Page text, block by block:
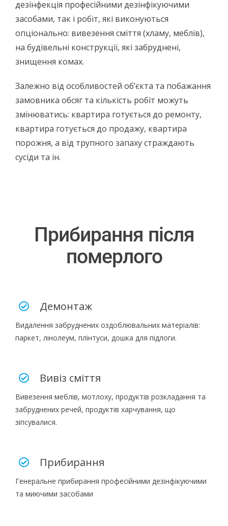
дезінфекція професійними дезінфікуючими
засобами, так і робіт, які виконуються
опціонально: вивезення сміття (хламу, меблів),
на будівельні конструкції, які забруднені,
знищення комах.
Залежно від особливостей об’єкта та побажання
замовника обсяг та кількість робіт можуть
змінюватись: квартира готується до ремонту,
квартира готується до продажу, квартира
порожня, а від трупного запаху страждають
сусіди та ін.
Прибирання після
померлого
Демонтаж
Видалення забруднених оздоблювальних матеріалів:
паркет, лінолеум, плінтуси, дошка для підлоги.
Вивіз сміття
Вивезення меблів, мотлоху, продуктів розкладання та
забруднених речей, продуктів харчування, що
зіпсувалися.
Прибирання
Генеральне прибирання професійними дезінфікуючими
та миючими засобами